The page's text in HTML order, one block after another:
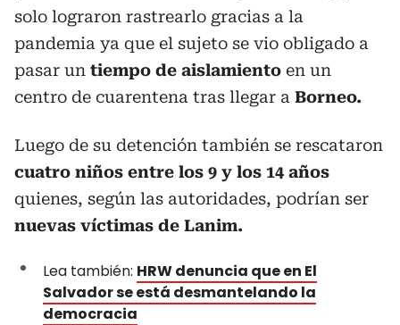
solo lograron rastrearlo gracias a la
pandemia ya que el sujeto se vio obligado a
pasar un tiempo de aislamiento en un
centro de cuarentena tras llegar a Borneo.
Luego de su detención también se rescataron
cuatro niños entre los 9 y los 14 años
quienes, según las autoridades, podrían ser
nuevas víctimas de Lanim.
Lea también: HRW denuncia que en El
Salvador se está desmantelando la
democracia